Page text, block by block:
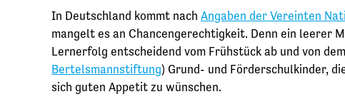
In Deutschland kommt nach Angaben der Vereinten
mangelt es an Chancengerechtigkeit. Denn ein leerer
Lernerfolg entscheidend vom Frühstück ab und von
Bertelsmannstiftung) Grund- und Förderschulkinder,
sich guten Appetit zu wünschen.